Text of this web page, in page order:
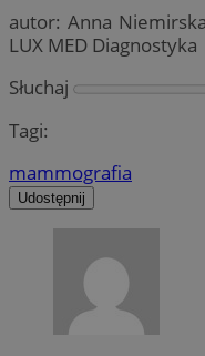
autor: Anna
LUX MED Diagnostyka
Słuchaj
Tagi:
mammografia
Udostępnij